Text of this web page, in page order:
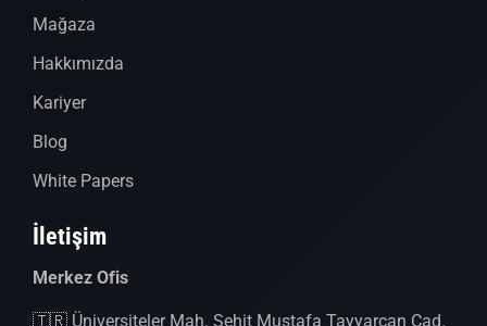
Mağaza
Hakkımızda
Kariyer
Blog
White Papers
İletişim
Merkez Ofis
🇹🇷 Üniversiteler Mah. Şehit Mustafa Tayyarcan Cad.